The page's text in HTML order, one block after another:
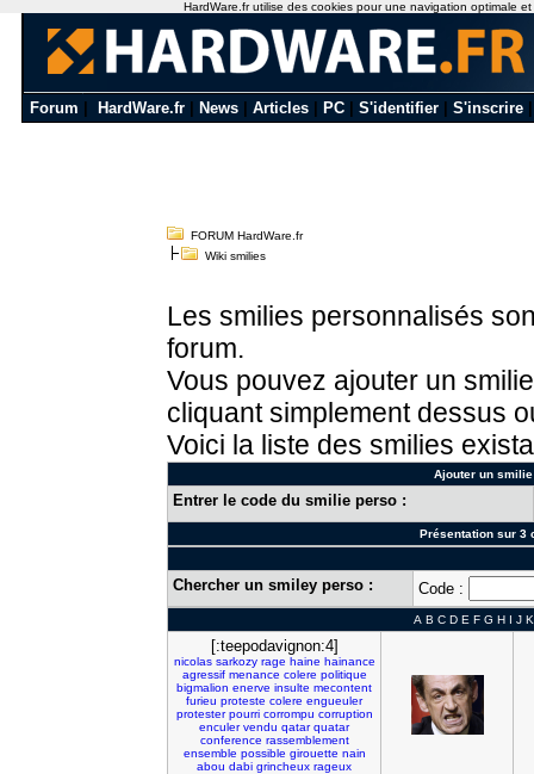
Forum HardWare.fr News Articles PC S'identifier S'inscrire
FORUM HardWare.fr
Wiki smilies
Les smilies personnalisés
forum.
Vous pouvez ajouter un
cliquant simplement dessus
Voici la liste des smilies
Ajouter un
Entrer le code du smilie perso :
Présentation sur 3
Chercher un smiley perso : Code :
A B C D E F G H I J K
[:teepodavignon:4]
nicolas sarkozy rage haine hainance
agressif menance colere politique
bigmalion enerve insulte mecontent
furieu proteste colere engueuler
protester pourri corrompu corruption
enculer vendu qatar quatar
conference rassemblement
ensemble possible girouette nain
abou dabi grincheux rageux
HardWare.fr utilise des cookies pour une navigation optimale